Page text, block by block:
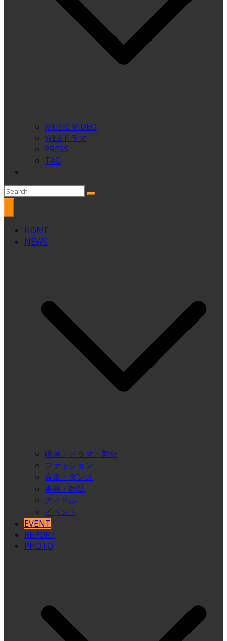
MUSIC VIDEO
WEBドラマ
PRESS
TAG
HOME
NEWS
映画・ドラマ・舞台
ファッション
音楽・ダンス
書籍・雑誌
アイドル
イベント
EVENT
REPORT
PHOTO